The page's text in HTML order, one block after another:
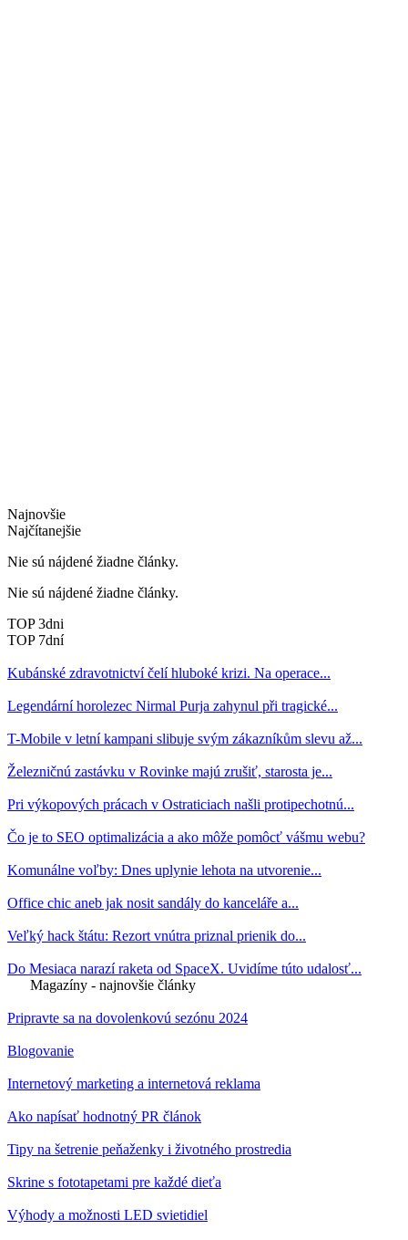
Najnovšie
Najčítanejšie
Nie sú nájdené žiadne články.
Nie sú nájdené žiadne články.
TOP 3dni
TOP 7dní
Kubánské zdravotnictví čelí hluboké krizi. Na operace...
Legendární horolezec Nirmal Purja zahynul při tragické...
T-Mobile v letní kampani slibuje svým zákazníkům slevu až...
Železničnú zastávku v Rovinke majú zrušiť, starosta je...
Pri výkopových prácach v Ostraticiach našli protipechotnú...
Čo je to SEO optimalizácia a ako môže pomôcť vášmu webu?
Komunálne voľby: Dnes uplynie lehota na utvorenie...
Office chic aneb jak nosit sandály do kanceláře a...
Veľký hack štátu: Rezort vnútra priznal prienik do...
Do Mesiaca narazí raketa od SpaceX. Uvidíme túto udalosť...
Magazíny - najnovšie články
Pripravte sa na dovolenkovú sezónu 2024
Blogovanie
Internetový marketing a internetová reklama
Ako napísať hodnotný PR článok
Tipy na šetrenie peňaženky i životného prostredia
Skrine s fototapetami pre každé dieťa
Výhody a možnosti LED svietidiel